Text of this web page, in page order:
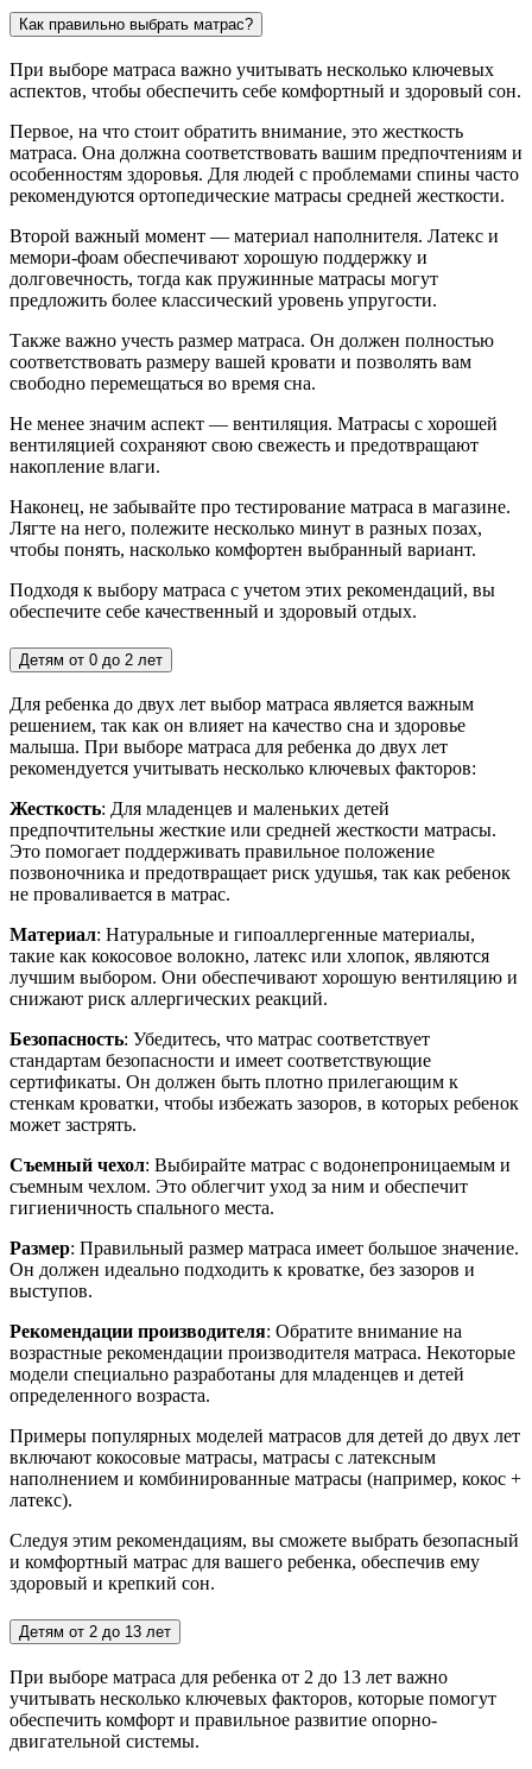
Как правильно выбрать матрас?
При выборе матраса важно учитывать несколько ключевых
аспектов, чтобы обеспечить себе комфортный и здоровый сон.
Первое, на что стоит обратить внимание, это жесткость
матраса. Она должна соответствовать вашим предпочтениям и
особенностям здоровья. Для людей с проблемами спины часто
рекомендуются ортопедические матрасы средней жесткости.
Второй важный момент — материал наполнителя. Латекс и
мемори-фоам обеспечивают хорошую поддержку и
долговечность, тогда как пружинные матрасы могут
предложить более классический уровень упругости.
Также важно учесть размер матраса. Он должен полностью
соответствовать размеру вашей кровати и позволять вам
свободно перемещаться во время сна.
Не менее значим аспект — вентиляция. Матрасы с хорошей
вентиляцией сохраняют свою свежесть и предотвращают
накопление влаги.
Наконец, не забывайте про тестирование матраса в магазине.
Лягте на него, полежите несколько минут в разных позах,
чтобы понять, насколько комфортен выбранный вариант.
Подходя к выбору матраса с учетом этих рекомендаций, вы
обеспечите себе качественный и здоровый отдых.
Детям от 0 до 2 лет
Для ребенка до двух лет выбор матраса является важным
решением, так как он влияет на качество сна и здоровье
малыша. При выборе матраса для ребенка до двух лет
рекомендуется учитывать несколько ключевых факторов:
Жесткость: Для младенцев и маленьких детей
предпочтительны жесткие или средней жесткости матрасы.
Это помогает поддерживать правильное положение
позвоночника и предотвращает риск удушья, так как ребенок
не проваливается в матрас.
Материал: Натуральные и гипоаллергенные материалы,
такие как кокосовое волокно, латекс или хлопок, являются
лучшим выбором. Они обеспечивают хорошую вентиляцию и
снижают риск аллергических реакций.
Безопасность: Убедитесь, что матрас соответствует
стандартам безопасности и имеет соответствующие
сертификаты. Он должен быть плотно прилегающим к
стенкам кроватки, чтобы избежать зазоров, в которых ребенок
может застрять.
Съемный чехол: Выбирайте матрас с водонепроницаемым и
съемным чехлом. Это облегчит уход за ним и обеспечит
гигиеничность спального места.
Размер: Правильный размер матраса имеет большое значение.
Он должен идеально подходить к кроватке, без зазоров и
выступов.
Рекомендации производителя: Обратите внимание на
возрастные рекомендации производителя матраса. Некоторые
модели специально разработаны для младенцев и детей
определенного возраста.
Примеры популярных моделей матрасов для детей до двух лет
включают кокосовые матрасы, матрасы с латексным
наполнением и комбинированные матрасы (например, кокос +
латекс).
Следуя этим рекомендациям, вы сможете выбрать безопасный
и комфортный матрас для вашего ребенка, обеспечив ему
здоровый и крепкий сон.
Детям от 2 до 13 лет
При выборе матраса для ребенка от 2 до 13 лет важно
учитывать несколько ключевых факторов, которые помогут
обеспечить комфорт и правильное развитие опорно-
двигательной системы.